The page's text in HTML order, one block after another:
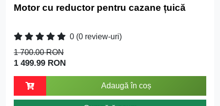
Motor cu reductor pentru cazane țuică
0 (0 review-uri)
1 700.00 RON
1 499.99 RON
Adaugă în coș